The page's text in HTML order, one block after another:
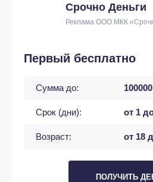
Срочно Деньги
Реклама ООО МКК
Первый бесплатно
Сумма до:
Срок (дни): от 1
Возраст: от 18
ПОЛУЧИТЬ